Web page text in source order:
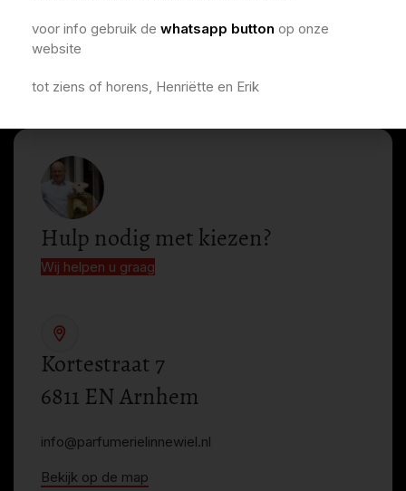
Hulp nodig met kiezen?
Wij helpen u graag
Kortestraat 7
6811 EN Arnhem
info@parfumerielinnewiel.nl
Bekijk op de map
voor info gebruik de whatsapp button op onze
website
tot ziens of horens, Henriëtte en Erik